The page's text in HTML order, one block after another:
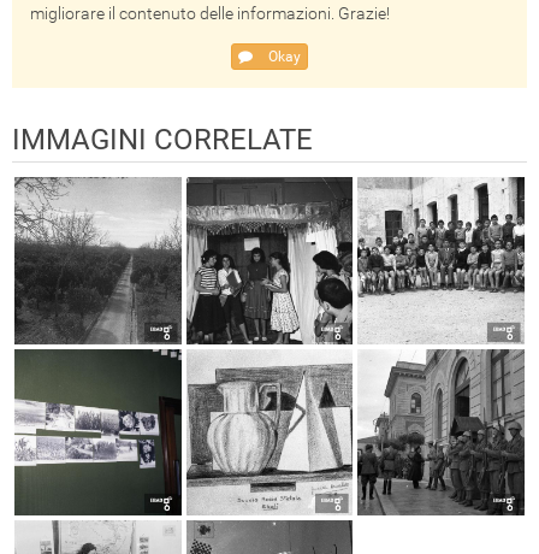
migliorare il contenuto delle informazioni. Grazie!
Okay
IMMAGINI CORRELATE